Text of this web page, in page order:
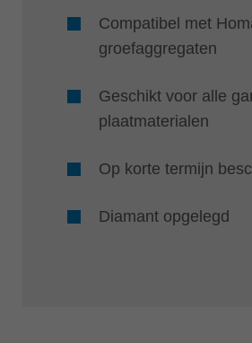
Compatibel met
groefaggregaten
Geschikt voor alle
plaatmaterialen
Op korte termijn
Diamant opgelegd